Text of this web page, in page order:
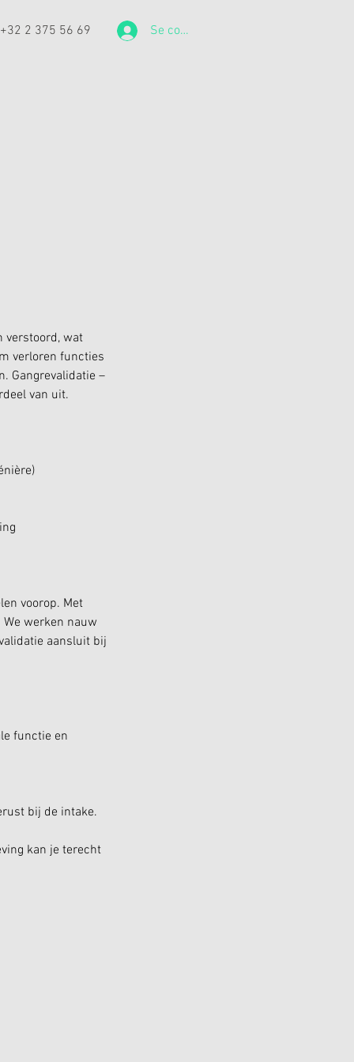
2 375 56 69 Se connecter
verstoord, wat
verloren functies
Gangrevalidatie –
van uit.
voorop. Met
werken nauw
aansluit bij
functie en
bij de intake.
kan je terecht